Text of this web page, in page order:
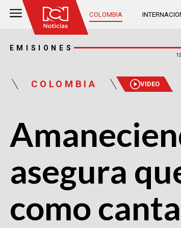
COLOMBIA
EMISIONES
COLOMBIA VIDEO
asegura
como